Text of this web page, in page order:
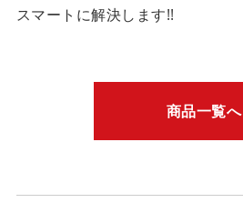
スマートに解決します!!
商品一覧へ